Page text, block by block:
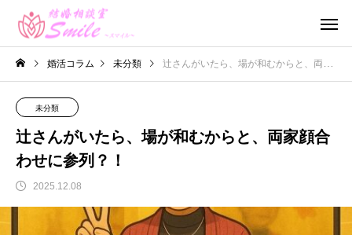
婚活コラム 未分類 辻さんがいたら、場が和むからと、両家顔合わせに参列？！
未分類
辻さんがいたら、場が和むからと、両家顔合
わせに参列？！
2025.12.08